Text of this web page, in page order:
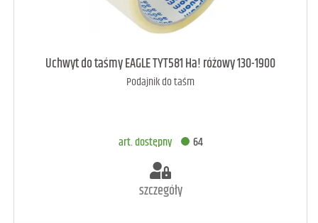
art. dostępny 8
Uchwyt do taśmy EAGLE TYT581 Ha! różowy 130-1900
Podajnik do taśm
art. dostępny 64
szczegóły